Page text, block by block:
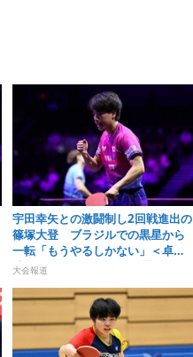
宇田幸矢との激闘制し2回戦進出の
篠塚大登 ブラジルでの黒星から
一転「もうやるしかない」＜卓
球・WTTチャンピオンズ横浜2026
大会報道